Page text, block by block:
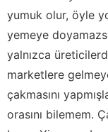
yumuk olur, öyle
yemeye
yalnızca
marketlere
çakmasını
orasını bilemem.